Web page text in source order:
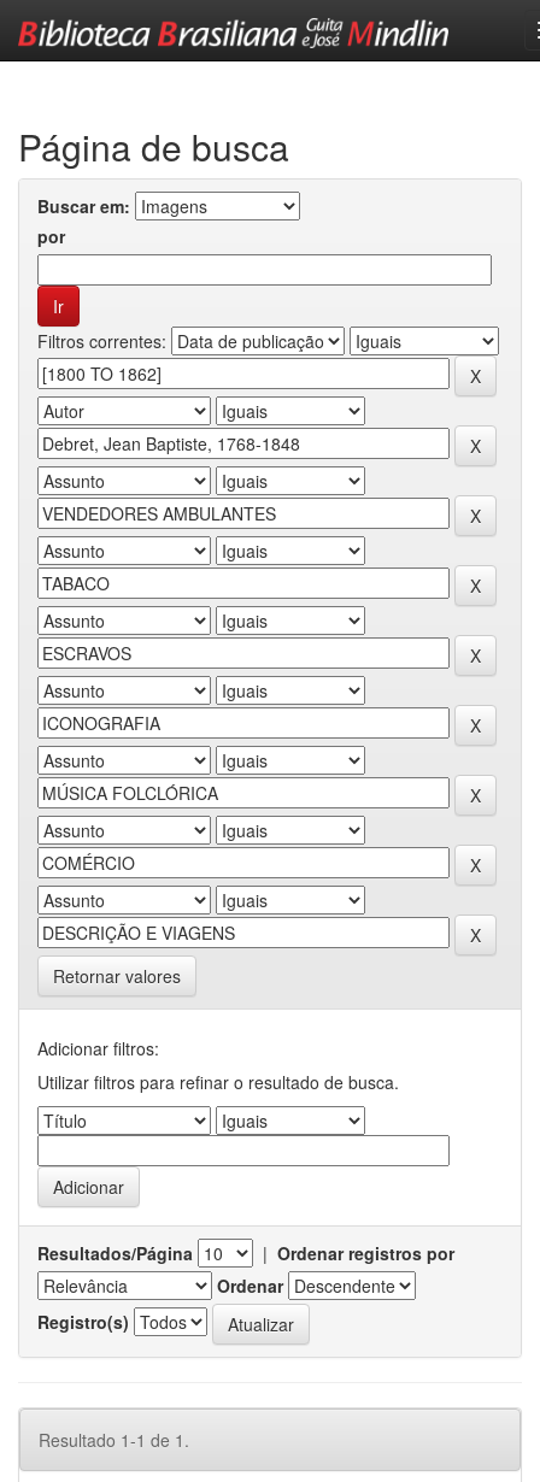
Página de busca
Buscar em:
por
Filtros correntes:
Retornar valores
Adicionar filtros:
Utilizar filtros para refinar o resultado de busca.
Resultados/Página | Ordenar registros por
Ordenar
Registro(s)
Resultado 1-1 de 1.